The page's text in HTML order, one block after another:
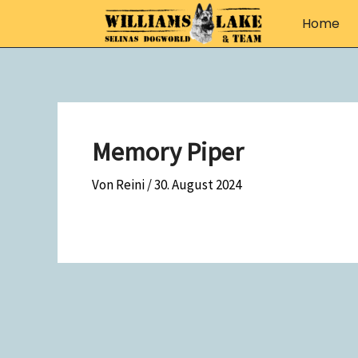
Home
Memory Piper
VonReini/30. August 2024